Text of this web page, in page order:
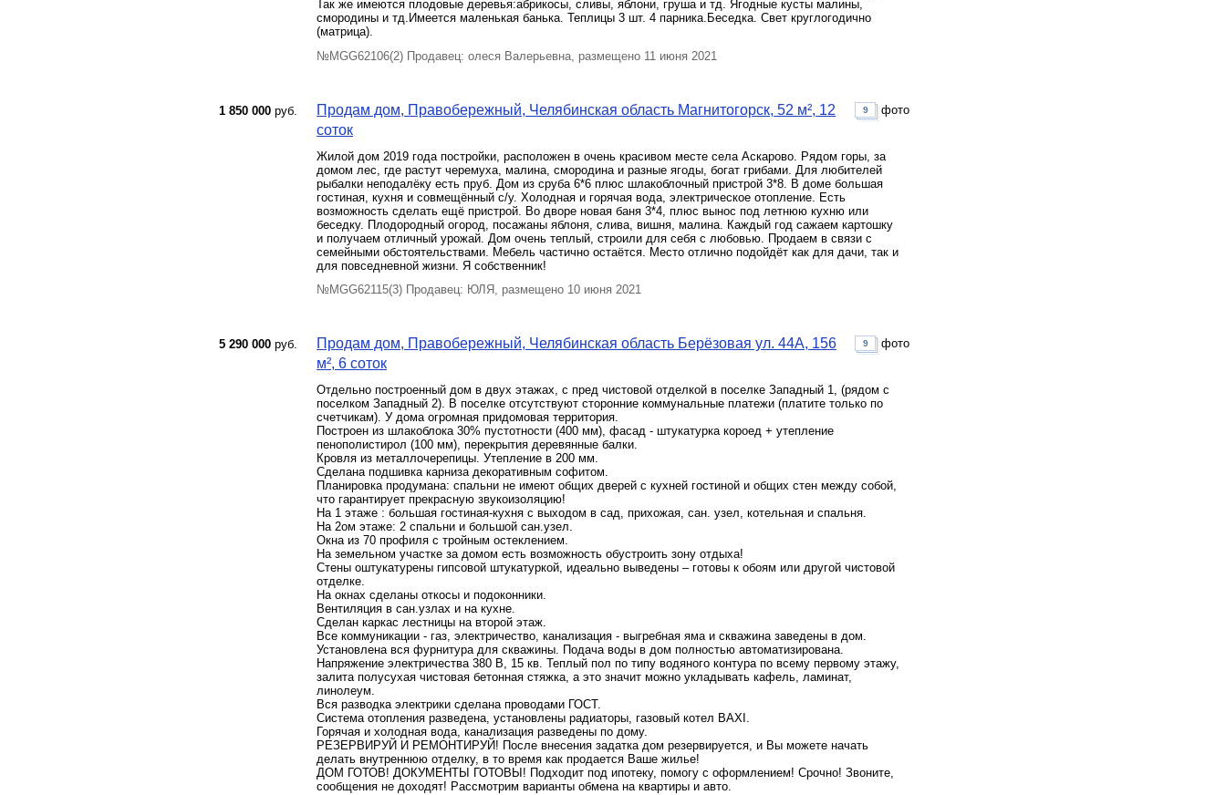
Так же имеются плодовые деревья:абрикосы, сливы, яблони, груша и тд. Ягодные кусты малины,
смородины и тд.Имеется маленькая банька. Теплицы 3 шт. 4 парника.Беседка. Свет круглогодично
(матрица).
№MGG62106(2) Продавец: олеся Валерьевна, размещено 11 июня 2021
1 850 000 руб.
Продам дом, Правобережный, Челябинская область Магнитогорск, 52 м², 12
соток
Жилой дом 2019 года постройки, расположен в очень красивом месте села Аскарово. Рядом горы, за
домом лес, где растут черемуха, малина, смородина и разные ягоды, богат грибами. Для любителей
рыбалки неподалёку есть пруб. Дом из сруба 6*6 плюс шлакоблочный пристрой 3*8. В доме большая
гостиная, кухня и совмещённый с/у. Холодная и горячая вода, электрическое отопление. Есть
возможность сделать ещё пристрой. Во дворе новая баня 3*4, плюс вынос под летнюю кухню или
беседку. Плодородный огород, посажаны яблоня, слива, вишня, малина. Каждый год сажаем картошку
и получаем отличный урожай. Дом очень теплый, строили для себя с любовью. Продаем в связи с
семейными обстоятельствами. Мебель частично остаётся. Место отлично подойдёт как для дачи, так и
для повседневной жизни. Я собственник!
9 фото
№MGG62115(3) Продавец: ЮЛЯ, размещено 10 июня 2021
5 290 000 руб.
Продам дом, Правобережный, Челябинская область Берёзовая ул. 44А, 156
м², 6 соток
Отдельно построенный дом в двух этажах, с пред чистовой отделкой в поселке Западный 1, (рядом с
поселком Западный 2). В поселке отсутствуют сторонние коммунальные платежи (платите только по
счетчикам). У дома огромная придомовая территория.
Построен из шлакоблока 30% пустотности (400 мм), фасад - штукатурка короед + утепление
пенополистирол (100 мм), перекрытия деревянные балки.
Кровля из металлочерепицы. Утепление в 200 мм.
Сделана подшивка карниза декоративным софитом.
Планировка продумана: спальни не имеют общих дверей с кухней гостиной и общих стен между собой,
что гарантирует прекрасную звукоизоляцию!
На 1 этаже : большая гостиная-кухня с выходом в сад, прихожая, сан. узел, котельная и спальня.
На 2ом этаже: 2 спальни и большой сан.узел.
Окна из 70 профиля с тройным остеклением.
На земельном участке за домом есть возможность обустроить зону отдыха!
Стены оштукатурены гипсовой штукатуркой, идеально выведены – готовы к обоям или другой чистовой
отделке.
На окнах сделаны откосы и подоконники.
Вентиляция в сан.узлах и на кухне.
Сделан каркас лестницы на второй этаж.
Все коммуникации - газ, электричество, канализация - выгребная яма и скважина заведены в дом.
Установлена вся фурнитура для скважины. Подача воды в дом полностью автоматизирована.
Напряжение электричества 380 В, 15 кв. Теплый пол по типу водяного контура по всему первому этажу,
залита полусухая чистовая бетонная стяжка, а это значит можно укладывать кафель, ламинат,
линолеум.
Вся разводка электрики сделана проводами ГОСТ.
Система отопления разведена, установлены радиаторы, газовый котел BAXI.
Горячая и холодная вода, канализация разведены по дому.
РЕЗЕРВИРУЙ И РЕМОНТИРУЙ! После внесения задатка дом резервируется, и Вы можете начать
делать внутреннюю отделку, в то время как продается Ваше жилье!
ДОМ ГОТОВ! ДОКУМЕНТЫ ГОТОВЫ! Подходит под ипотеку, помогу с оформлением! Срочно! Звоните,
сообщения не доходят! Рассмотрим варианты обмена на квартиры и авто.
9 фото